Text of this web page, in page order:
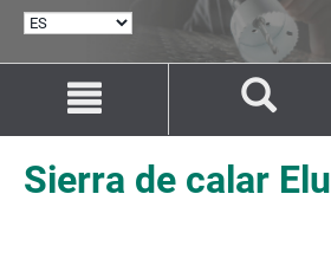
SELECCIONAR
contenido
la
navegación
Sierra de calar Elu